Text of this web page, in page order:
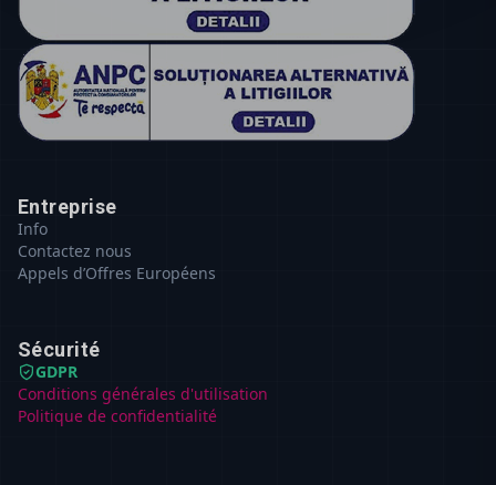
Entreprise
Info
Contactez nous
Appels d’Offres Européens
Sécurité
GDPR
Conditions générales d'utilisation
Politique de confidentialité